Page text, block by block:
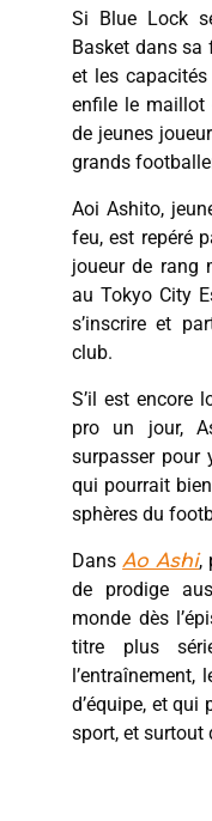
Si Blue Lock
Basket dans sa
et les
enfile le maillot
de jeunes
grands
Aoi Ashito,
feu, est repéré
joueur de rang
au Tokyo City
s’inscrire et
club.
S’il est encore
pro un jour,
surpasser pour
qui pourrait
sphères du
DansAo Ashi,
de prodige
monde dès
titre plus
l’entraînement,
d’équipe, et
sport, et surtout